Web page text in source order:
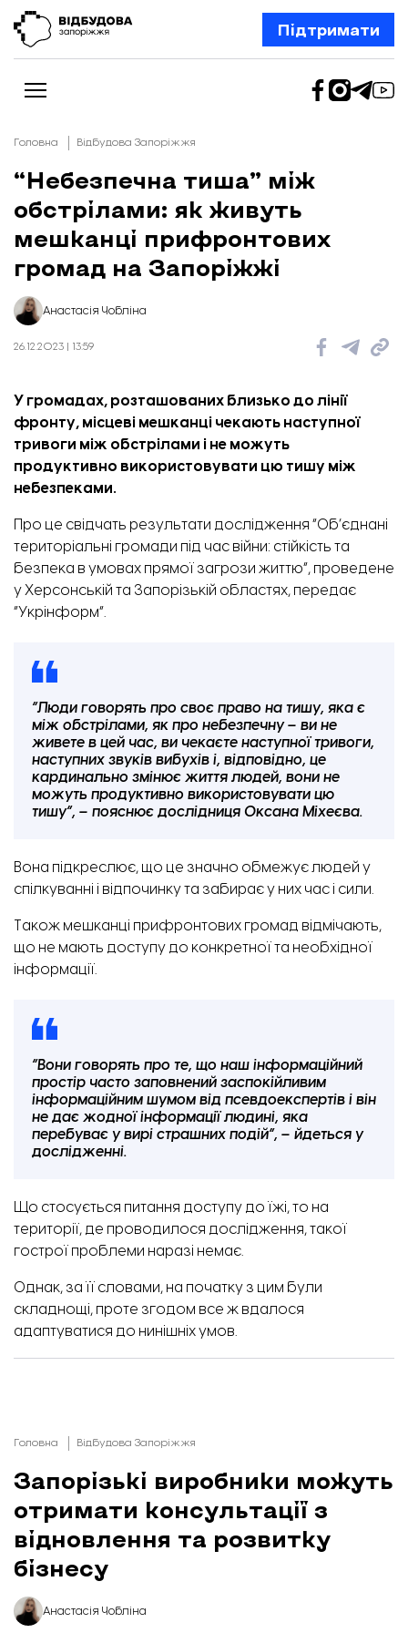
Підтримати
Новини
Відбудова Запоріжжя
Ексклюзив
Шлях додому
Колонки
Про нас
Редакційна політика
Головна Відбудова Запоріжжя
“Небезпечна тиша” між
обстрілами: як живуть
мешканці прифронтових
громад на Запоріжжі
Анастасія Чобліна
26.12.2023 | 13:59
У громадах, розташованих близько до лінії
фронту, місцеві мешканці чекають наступної
тривоги між обстрілами і не можуть
продуктивно використовувати цю тишу між
небезпеками.
Про це свідчать результати дослідження “Об’єднані
територіальні громади під час війни: стійкість та
безпека в умовах прямої загрози життю”, проведене
у Херсонській та Запорізькій областях, передає
“Укрінформ”.
“Люди говорять про своє право на тишу, яка є
між обстрілами, як про небезпечну – ви не
живете в цей час, ви чекаєте наступної тривоги,
наступних звуків вибухів і, відповідно, це
кардинально змінює життя людей, вони не
можуть продуктивно використовувати цю
тишу”, – пояснює дослідниця Оксана Міхеєва.
Вона підкреслює, що це значно обмежує людей у
спілкуванні і відпочинку та забирає у них час і сили.
Також мешканці прифронтових громад відмічають,
що не мають доступу до конкретної та необхідної
інформації.
“Вони говорять про те, що наш інформаційний
простір часто заповнений заспокійливим
інформаційним шумом від псевдоекспертів і він
не дає жодної інформації людині, яка
перебуває у вирі страшних подій”, – йдеться у
дослідженні.
Що стосується питання доступу до їжі, то на
території, де проводилося дослідження, такої
гострої проблеми наразі немає.
Однак, за її словами, на початку з цим були
складнощі, проте згодом все ж вдалося
адаптуватися до нинішніх умов.
Головна Відбудова Запоріжжя
Запорізькі виробники можуть
отримати консультації з
відновлення та розвитку
бізнесу
Анастасія Чобліна